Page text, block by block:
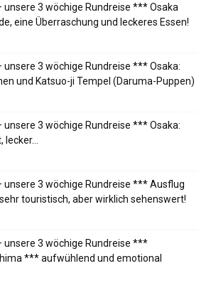
unsere 3 wöchige Rundreise *** Osaka
eine Überraschung und leckeres Essen!
unsere 3 wöchige Rundreise *** Osaka:
und Katsuo-ji Tempel (Daruma-Puppen)
unsere 3 wöchige Rundreise *** Osaka:
unsere 3 wöchige Rundreise *** Ausflug
touristisch, aber wirklich sehenswert!
unsere 3 wöchige Rundreise ***
*** aufwühlend und emotional